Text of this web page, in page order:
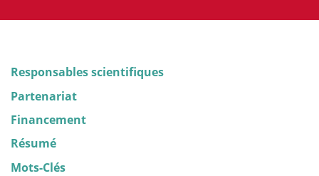
Responsables scientifiques
Partenariat
Financement
Résumé
Mots-Clés